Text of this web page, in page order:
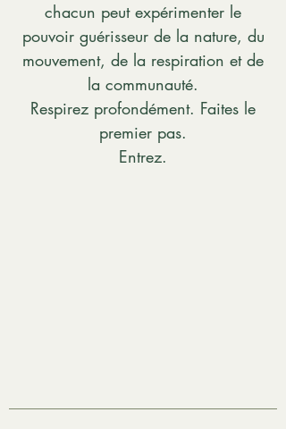
chacun peut expérimenter le
pouvoir guérisseur de la nature, du
mouvement, de la respiration et de
la communauté.
Respirez profondément. Faites le
premier pas.
Entrez.